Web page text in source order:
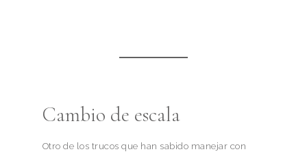
Cambio de escala
Otro de los trucos que han sabido manejar con